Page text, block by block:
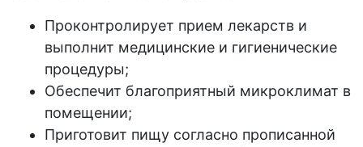
Проконтролирует прием лекарств и
выполнит медицинские и гигиенические
процедуры;
Обеспечит благоприятный микроклимат в
помещении;
Приготовит пищу согласно прописанной